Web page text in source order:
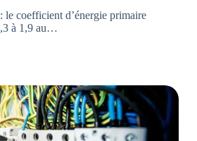
le coefficient d’énergie primaire
à 1,9 au…